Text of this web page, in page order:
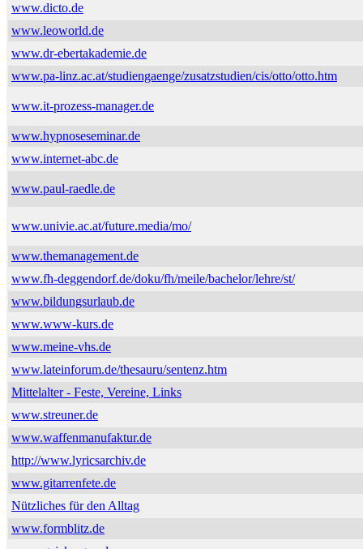
www.dicto.de
www.leoworld.de
www.dr-ebertakademie.de
www.pa-linz.ac.at/studiengaenge/zusatzstudien/cis/otto/otto.htm
www.it-prozess-manager.de
www.hypnoseseminar.de
www.internet-abc.de
www.paul-raedle.de
www.univie.ac.at/future.media/mo/
www.themanagement.de
www.fh-deggendorf.de/doku/fh/meile/bachelor/lehre/st/
www.bildungsurlaub.de
www.www-kurs.de
www.meine-vhs.de
www.lateinforum.de/thesauru/sentenz.htm
Mittelalter - Feste, Vereine, Links
www.streuner.de
www.waffenmanufaktur.de
http://www.lyricsarchiv.de
www.gitarrenfete.de
Nützliches für den Alltag
www.formblitz.de